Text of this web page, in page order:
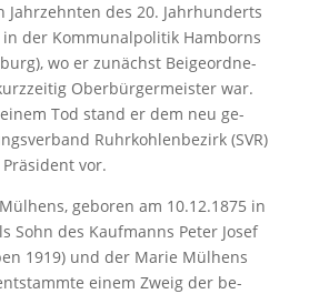
Jahr­zehn­ten des 20. Jahr­hun­derts
der Kom­mu­nal­po­li­tik Ham­borns
wo er zunächst Beigeordne­
Ober­bür­ger­meis­ter war.
Tod stand er dem neu ge­
Ruhr­koh­len­be­zirk (SVR)
vor.
ge­bo­ren am 10.12.1875 in
Sohn des Kauf­manns Pe­ter Jo­sef
1919) und der Ma­rie Mül­hens
ei­nem Zweig der be­